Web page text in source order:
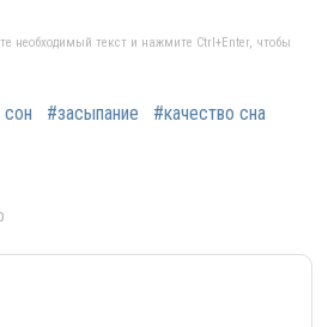
необходимый текст и нажмите Ctrl+Enter, чтобы
#засыпание
#качество сна